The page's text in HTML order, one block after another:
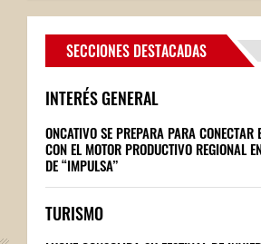
SECCIONES DESTACADAS
INTERÉS GENERAL
ONCATIVO SE PREPARA PARA CONECTAR
CON EL MOTOR PRODUCTIVO REGIONAL
DE “IMPULSA”
TURISMO